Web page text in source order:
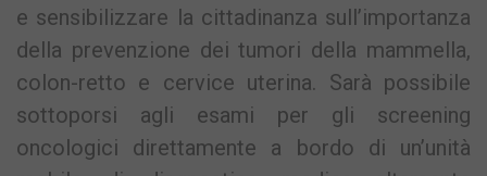
e sensibilizzare la cittadinanza sull’importanza
della prevenzione dei tumori della mammella,
colon-retto e cervice uterina. Sarà possibile
sottoporsi agli esami per gli screening
oncologici direttamente a bordo di un’unità